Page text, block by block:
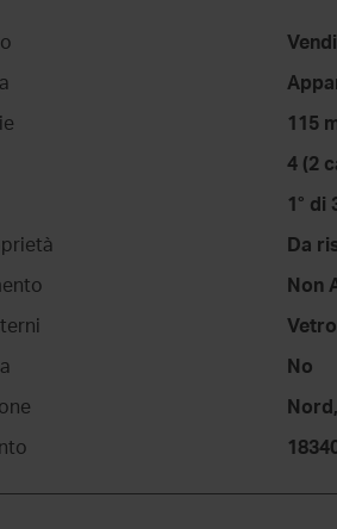
115
4 (2
1° di
Da
Non
No